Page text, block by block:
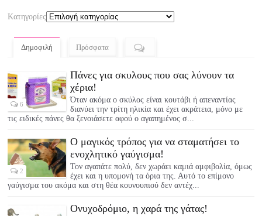
Kατηγορίες
Δημοφιλή Πρόσφατα
6
Πάνες για σκυλους που σας λύνουν τα
χέρια!
Όταν ακόμα ο σκύλος είναι κουτάβι ή απεναντίας
διανύει την τρίτη ηλικία και έχει ακράτεια, μόνο με
τις ειδικές πάνες θα ξενοιάσετε αφού ο αγαπημένος σ...
2
Ο μαγικός τρόπος για να σταματήσει το
ενοχλητικό γαύγισμα!
Τον αγαπάτε πολύ, δεν χωράει καμιά αμφιβολία, όμως
έχει και η υπομονή τα όρια της. Αυτό το επίμονο
γαύγισμα του ακόμα και στη θέα κουνουπιού δεν αντέχ...
Ονυχοδρόμιο, η χαρά της γάτας!